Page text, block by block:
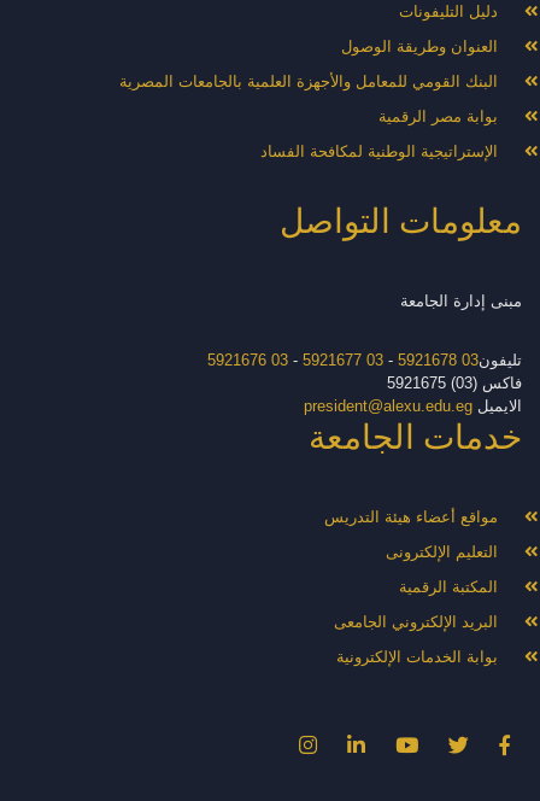
دليل التليفونات
العنوان وطريقة الوصول
البنك القومي للمعامل والأجهزة العلمية بالجامعات المصرية
بوابة مصر الرقمية
الإستراتيجية الوطنية لمكافحة الفساد
معلومات التواصل
مبنى إدارة الجامعة
تليفون03 5921678
-
03 5921677
-
03 5921676
فاكس (03) 5921675
الايميلpresident@alexu.edu.eg
خدمات الجامعة
مواقع أعضاء هيئة التدريس
التعليم الإلكترونى
المكتبة الرقمية
البريد الإلكتروني الجامعى
بوابة الخدمات الإلكترونية